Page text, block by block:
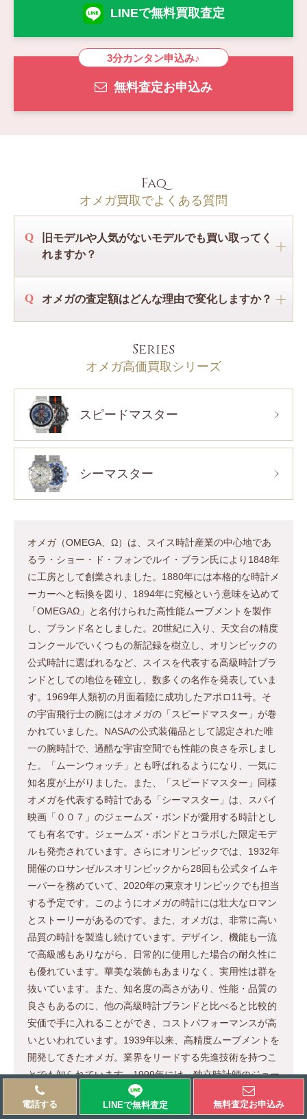
LINEで無料買取査定
無料査定お申込み
3分カンタン申込み♪
Faq
オメガ買取でよくある質問
旧モデルや人気がないモデルでも買い取ってく
れますか？
オメガの査定額はどんな理由で変化しますか？
Series
オメガ高価買取シリーズ
スピードマスター
シーマスター
オメガ（OMEGA、Ω）は、スイス時計産業の中心地であ
るラ・ショー・ド・フォンでルイ・ブラン氏により1848年
に工房として創業されました。1880年には本格的な時計メ
ーカーへと転換を図り、1894年に究極という意味を込めて
「OMEGAΩ」と名付けられた高性能ムーブメントを製作
し、ブランド名としました。20世紀に入り、天文台の精度
コンクールでいくつもの新記録を樹立し、オリンピックの
公式時計に選ばれるなど、スイスを代表する高級時計ブラ
ンドとしての地位を確立し、数多くの名作を発表していま
す。1969年人類初の月面着陸に成功したアポロ11号。そ
の宇宙飛行士の腕にはオメガの「スピードマスター」が巻
かれていました。NASAの公式装備品として認定された唯
一の腕時計で、過酷な宇宙空間でも性能の良さを示しまし
た。「ムーンウォッチ」とも呼ばれるようになり、一気に
知名度が上がりました。また、「スピードマスター」同様
オメガを代表する時計である「シーマスター」は、スパイ
映画「００７」のジェームズ・ボンドが愛用する時計とし
ても有名です。ジェームズ・ボンドとコラボした限定モデ
ルも発売されています。さらにオリンピックでは、1932年
開催のロサンゼルスオリンピックから28回も公式タイムキ
ーパーを務めていて、2020年の東京オリンピックでも担当
する予定です。このようにオメガの時計には壮大なロマン
とストーリーがあるのです。また、オメガは、非常に高い
品質の時計を製造し続けています。デザイン、機能も一流
で高級感もありながら、日常的に使用した場合の耐久性に
も優れています。華美な装飾もあまりなく、実用性は群を
抜いています。また、知名度の高さがあり、性能・品質の
良さもあるのに、他の高級時計ブランドと比べると比較的
安価で手に入れることができ、コストパフォーマンスが高
いといわれています。1939年以来、高精度ムーブメントを
開発してきたオメガ。業界をリードする先進技術を持つこ
とでも知られています。1999年には、独立時計師のジョー
ジ・ダニエル氏が開発したコーアクシャル機構をムーブメ
ントに搭載させます。これにより、機械式時計の精密部分
電話する LINEで無料査定 無料査定お申込み